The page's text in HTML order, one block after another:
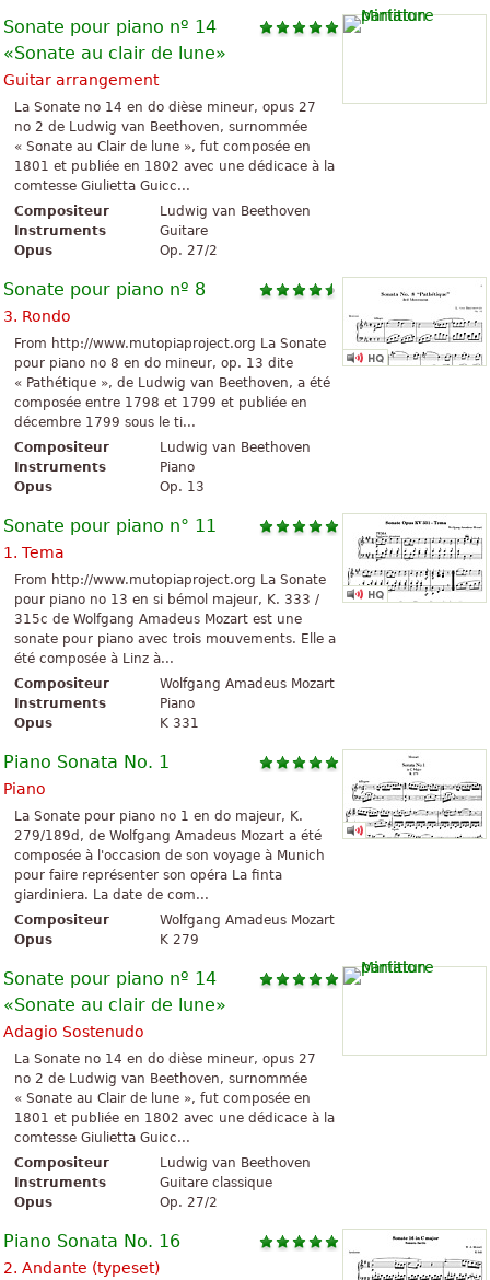
Sonate pour piano nº 14
«Sonate au clair de lune»
Guitar arrangement
La Sonate no 14 en do dièse mineur, opus 27
no 2 de Ludwig van Beethoven, surnommée
« Sonate au Clair de lune », fut composée en
1801 et publiée en 1802 avec une dédicace à la
comtesse Giulietta Guicc...
Compositeur
Ludwig van Beethoven
Instruments
Guitare
Opus
Op. 27/2
Sonate pour piano nº 8
3. Rondo
From http://www.mutopiaproject.org La Sonate
pour piano no 8 en do mineur, op. 13 dite
« Pathétique », de Ludwig van Beethoven, a été
composée entre 1798 et 1799 et publiée en
décembre 1799 sous le ti...
Compositeur
Ludwig van Beethoven
Instruments
Piano
Opus
Op. 13
Sonate pour piano n° 11
1. Tema
From http://www.mutopiaproject.org La Sonate
pour piano no 13 en si bémol majeur, K. 333 /
315c de Wolfgang Amadeus Mozart est une
sonate pour piano avec trois mouvements. Elle a
été composée à Linz à...
Compositeur
Wolfgang Amadeus Mozart
Instruments
Piano
Opus
K 331
Piano Sonata No. 1
Piano
La Sonate pour piano no 1 en do majeur, K.
279/189d, de Wolfgang Amadeus Mozart a été
composée à l'occasion de son voyage à Munich
pour faire représenter son opéra La finta
giardiniera. La date de com...
Compositeur
Wolfgang Amadeus Mozart
Opus
K 279
Sonate pour piano nº 14
«Sonate au clair de lune»
Adagio Sostenudo
La Sonate no 14 en do dièse mineur, opus 27
no 2 de Ludwig van Beethoven, surnommée
« Sonate au Clair de lune », fut composée en
1801 et publiée en 1802 avec une dédicace à la
comtesse Giulietta Guicc...
Compositeur
Ludwig van Beethoven
Instruments
Guitare classique
Opus
Op. 27/2
Piano Sonata No. 16
2. Andante (typeset)